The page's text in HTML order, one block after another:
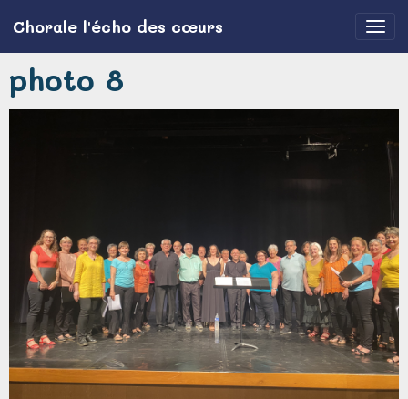
Chorale l'écho des cœurs
photo 8